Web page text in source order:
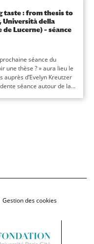
taste : from thesis to
Università della
Lucerne) – séance
séance du
une thèse ? » aura lieu le
d’Evelyn Kreutzer
séance autour de la...
Gestion des cookies